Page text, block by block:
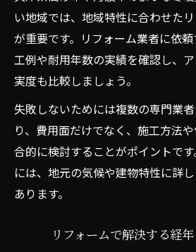
い地域では、地域特性に合わせた
が重要です。リフォーム業者に依
工例や耐用年数の実績を確認し、
実度も比較しましょう。
失敗しないためには複数の専門業
り、費用面だけでなく、施工方法
合的に検討することがポイントで
には、地元の気候や建物特性に詳
あります。
リフォームで解決する経